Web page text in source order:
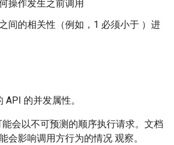
操作发生之前调用
间的相关性（例如，1 必须小于 ）进
的并发属性。
会以不可预测的顺序执行请求。文档
会影响调用方行为的情况 观察。